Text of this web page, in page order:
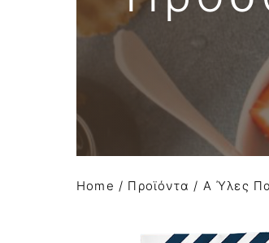
Απομιμήσεις σοκολάτας
Α Ύλες Παγωτού
Προϊόντα κάστανου
Φρούτα σε σιρόπι-confit
Κατεψυγμένα φρούτα και
Home / Προϊόντα / Α Ύλες